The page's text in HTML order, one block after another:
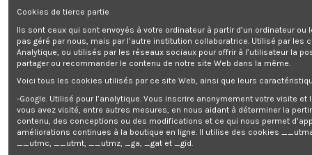
Détails du produit
Reviews (0)
Cegroupe électrogène diesel max 7500W de la marque Brick est équipé
d'un système de démarrage automatique en cas de coupure de courant du
secteur. Il est conseillé de faire effectuer l'installation par un professionnel.
Il dispose d'un système de régulation électronique (AVR) de la tension en
fonction de la charge appliquée au groupe électrogène.
Robuste et fiable, ce groupe électrogène vous rendra de nombreux
services. Il possède un réservoir de diesel de 16 litres pour une autonomie
max de 8 heures.
Cookies de tierce partie
Ils sont ceux qui sont envoyés à votre ordinateur à partir d’un ordinateur ou
pas géré par nous, mais par l’autre institution collaboratrice. Utilisé par les
Analytique, ou utilisés par les réseaux sociaux pour offrir à l’utilisateur la
partager ou recommander le contenu de notre site Web dans la même.
Voici tous les cookies utilisés par ce site Web, ainsi que leurs
-Google. Utilisé pour l’analytique. Vous inscrire anonymement votre visite et
vous avez visité, entre autres mesures, en nous aidant à déterminer la
contenu, des conceptions ou des modifications et ce qui nous permet
améliorations continues à la boutique en ligne. Il utilise des cookies
__utmc, __utmt, __utmz, _ga, _gat et _gid.